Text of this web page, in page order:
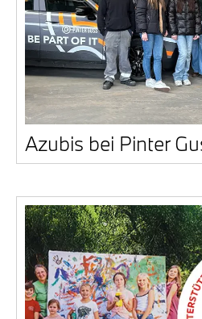
Azu­bis bei Pin­ter